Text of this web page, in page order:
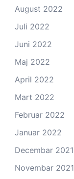
August 2022
Juli 2022
Juni 2022
Maj 2022
April 2022
Mart 2022
Februar 2022
Januar 2022
Decembar 2021
Novembar 2021